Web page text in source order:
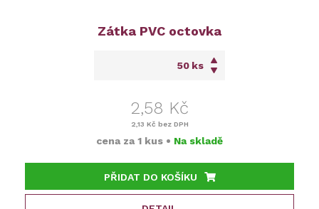
Zátka PVC octovka
ks
2,58 Kč
2,13 Kč bez DPH
cena za 1 kus • Na skladě
PŘIDAT DO KOŠÍKU